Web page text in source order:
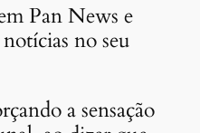
Pan News e
no seu
a sensação